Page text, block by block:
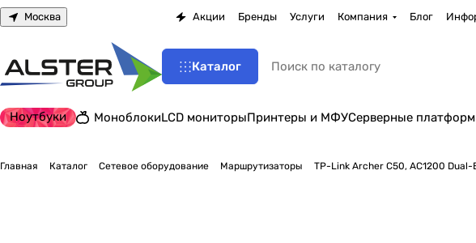
Москва Акции Бренды Услуги Компания Блог
Каталог
Ноутбуки МоноблокиLCD мониторыПринтеры и МФУСерверные
Главная Каталог Сетевое оборудование Маршрутизаторы TP-Link Archer C50, AC1200